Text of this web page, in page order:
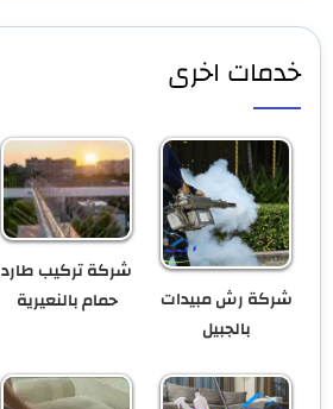
خدمات اخرى
شركة رش مبيدات
بالجبيل
شركة تركيب طارد
حمام بالنعيرية